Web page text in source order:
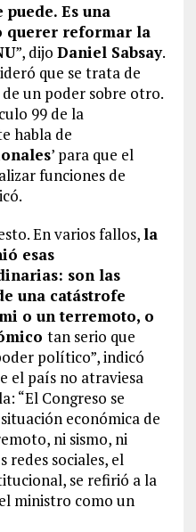
Es una
querer reformar la
”, dijo Daniel Sabsay.
que se trata de
un poder sobre otro.
99 de la
habla de
’ para que el
funciones de
En varios fallos,la
esas
son las
una catástrofe
o un terremoto, o
tan serio que
político”, indicó
el país no atraviesa
“El Congreso se
económica de
ni sismo, ni
redes sociales, el
se refirió a la
ministro como un